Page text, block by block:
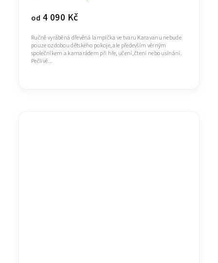
od 4 090 Kč
Ručně vyráběná dřevěná lampička ve tvaru Karavanu nebude
pouze ozdobou dětského pokoje, ale především věrným
společníkem a kamarádem při hře, učení, čtení nebo usínání.
Pečlivě...